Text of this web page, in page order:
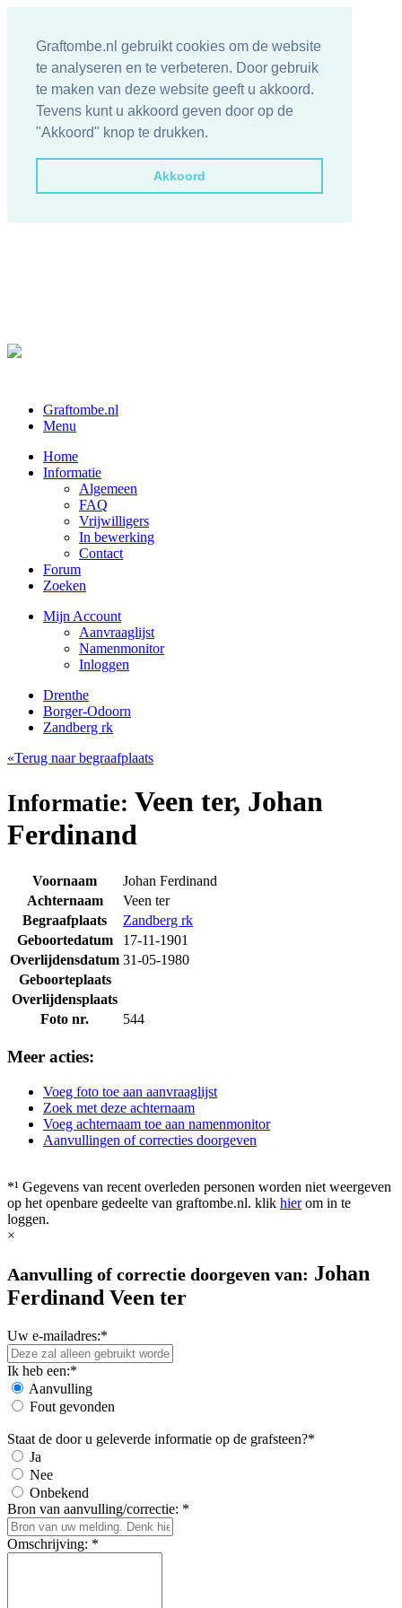
Graftombe.nl gebruikt cookies om de website
te analyseren en te verbeteren. Door gebruik
te maken van deze website geeft u akkoord.
Tevens kunt u akkoord geven door op de
"Akkoord" knop te drukken.
Akkoord
Graftombe.nl
Menu
Home
Informatie
Algemeen
FAQ
Vrijwilligers
In bewerking
Contact
Forum
Zoeken
Mijn Account
Aanvraaglijst
Namenmonitor
Inloggen
Drenthe
Borger-Odoorn
Zandberg rk
«Terug naar begraafplaats
Informatie: Veen ter, Johan
Ferdinand
Voornaam
Johan Ferdinand
Achternaam
Veen ter
Begraafplaats
Zandberg rk
Geboortedatum
17-11-1901
Overlijdensdatum 31-05-1980
Geboorteplaats
Overlijdensplaats
Foto nr.
544
Meer acties:
Voeg foto toe aan aanvraaglijst
Zoek met deze achternaam
Voeg achternaam toe aan namenmonitor
Aanvullingen of correcties doorgeven
*¹ Gegevens van recent overleden personen worden niet weergeven
op het openbare gedeelte van graftombe.nl. klik hierom in te
loggen.
×
Aanvulling of correctie doorgeven van: Johan
Ferdinand Veen ter
Uw e-mailadres:*
Ik heb een:*
Aanvulling
Fout gevonden
Staat de door u geleverde informatie op de grafsteen?*
Ja
Nee
Onbekend
Bron van aanvulling/correctie: *
Omschrijving: *